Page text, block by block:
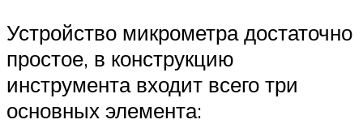
Устройство микрометра достаточно
простое, в конструкцию
инструмента входит всего три
основных элемента: